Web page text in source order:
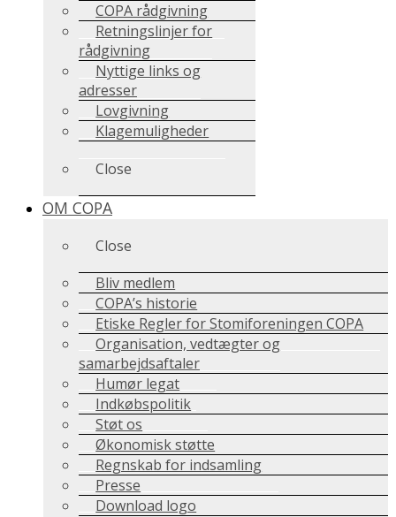
COPA rådgivning
Retningslinjer for
rådgivning
Nyttige links og
adresser
Lovgivning
Klagemuligheder
Close
OM COPA
Close
Bliv medlem
COPA’s historie
Etiske Regler for Stomiforeningen COPA
Organisation, vedtægter og
samarbejdsaftaler
Humør legat
Indkøbspolitik
Støt os
Økonomisk støtte
Regnskab for indsamling
Presse
Download logo